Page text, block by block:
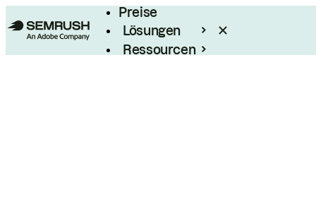
Preise
Lösungen
Ressourcen